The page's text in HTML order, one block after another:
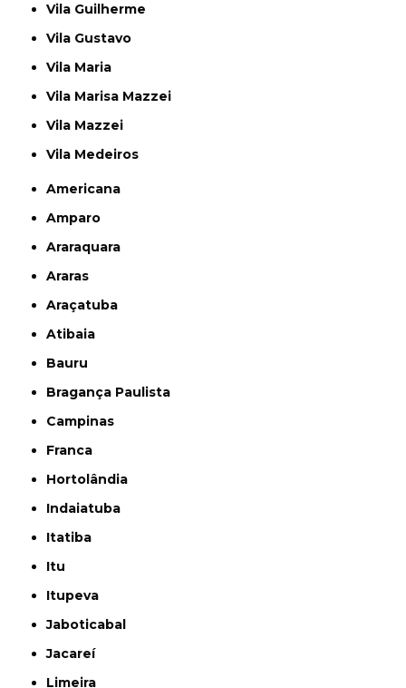
Vila Guilherme
Vila Gustavo
Vila Maria
Vila Marisa Mazzei
Vila Mazzei
Vila Medeiros
Americana
Amparo
Araraquara
Araras
Araçatuba
Atibaia
Bauru
Bragança Paulista
Campinas
Franca
Hortolândia
Indaiatuba
Itatiba
Itu
Itupeva
Jaboticabal
Jacareí
Limeira